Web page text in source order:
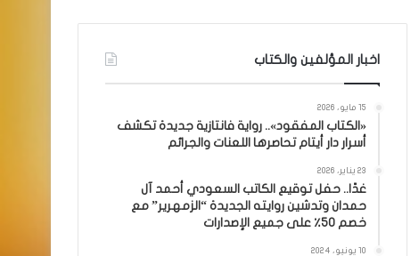
اخبار المؤلفين والكتاب
15 مايو، 2026
«الكتاب المفقود».. رواية فانتازية جديدة تكشف
أسرار دار أيتام تحاصرها اللعنات والجرائم
23 يناير، 2026
غدًا.. حفل توقيع الكاتب السعودي أحمد آل
حمدان وتدشين روايته الجديدة “الزمهرير” مع
خصم 50٪ على جميع الإصدارات
10 يونيو، 2024